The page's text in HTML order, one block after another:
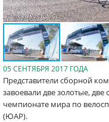
05 СЕНТЯБРЯ 2017 ГОДА
Представители сборной
завоевали две золотые,
чемпионате мира по
(ЮАР).